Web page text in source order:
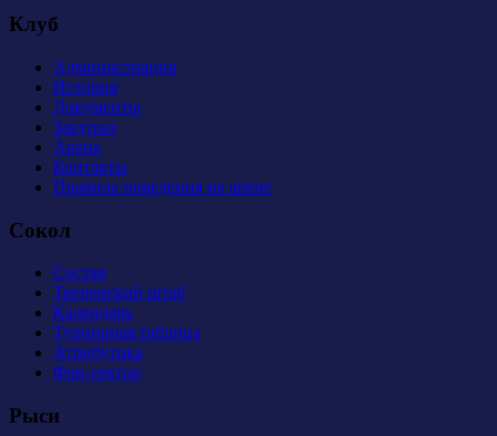
Клуб
Администрация
История
Документы
Закупки
Арена
Контакты
Правила поведения на арене
Сокол
Состав
Тренерский штаб
Календарь
Турнирная таблица
Атрибутика
Фан-сектор
Рыси